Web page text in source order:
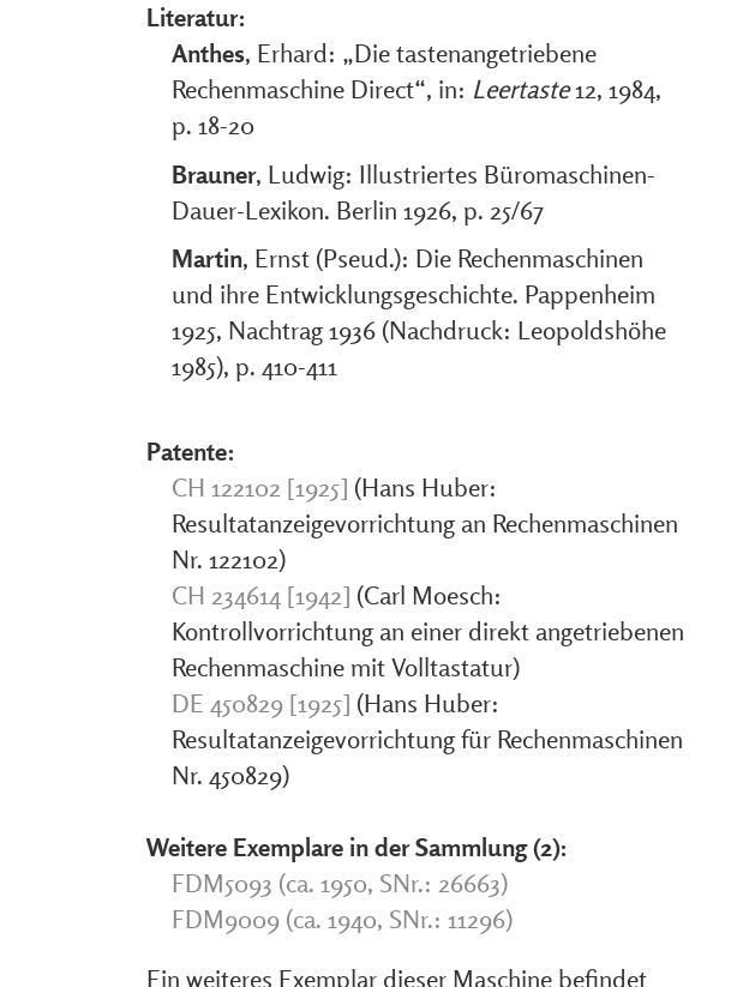
Literatur:
Anthes, Erhard: „Die tastenangetriebene
Rechenmaschine Direct“, in: Leertaste12, 1984,
p. 18-20
Brauner, Ludwig: Illustriertes Büromaschinen-
Dauer-Lexikon. Berlin 1926, p. 25/67
Martin, Ernst (Pseud.): Die Rechenmaschinen
und ihre Entwicklungsgeschichte. Pappenheim
1925, Nachtrag 1936 (Nachdruck: Leopoldshöhe
1985), p. 410-411
Patente:
CH 122102 [1925] (Hans Huber:
Resultatanzeigevorrichtung an Rechenmaschinen
Nr. 122102)
CH 234614 [1942] (Carl Moesch:
Kontrollvorrichtung an einer direkt angetriebenen
Rechenmaschine mit Volltastatur)
DE 450829 [1925] (Hans Huber:
Resultatanzeigevorrichtung für Rechenmaschinen
Nr. 450829)
Weitere Exemplare in der Sammlung (2):
FDM5093 (ca. 1950, SNr.: 26663)
FDM9009 (ca. 1940, SNr.: 11296)
Ein weiteres Exemplar dieser Maschine befindet